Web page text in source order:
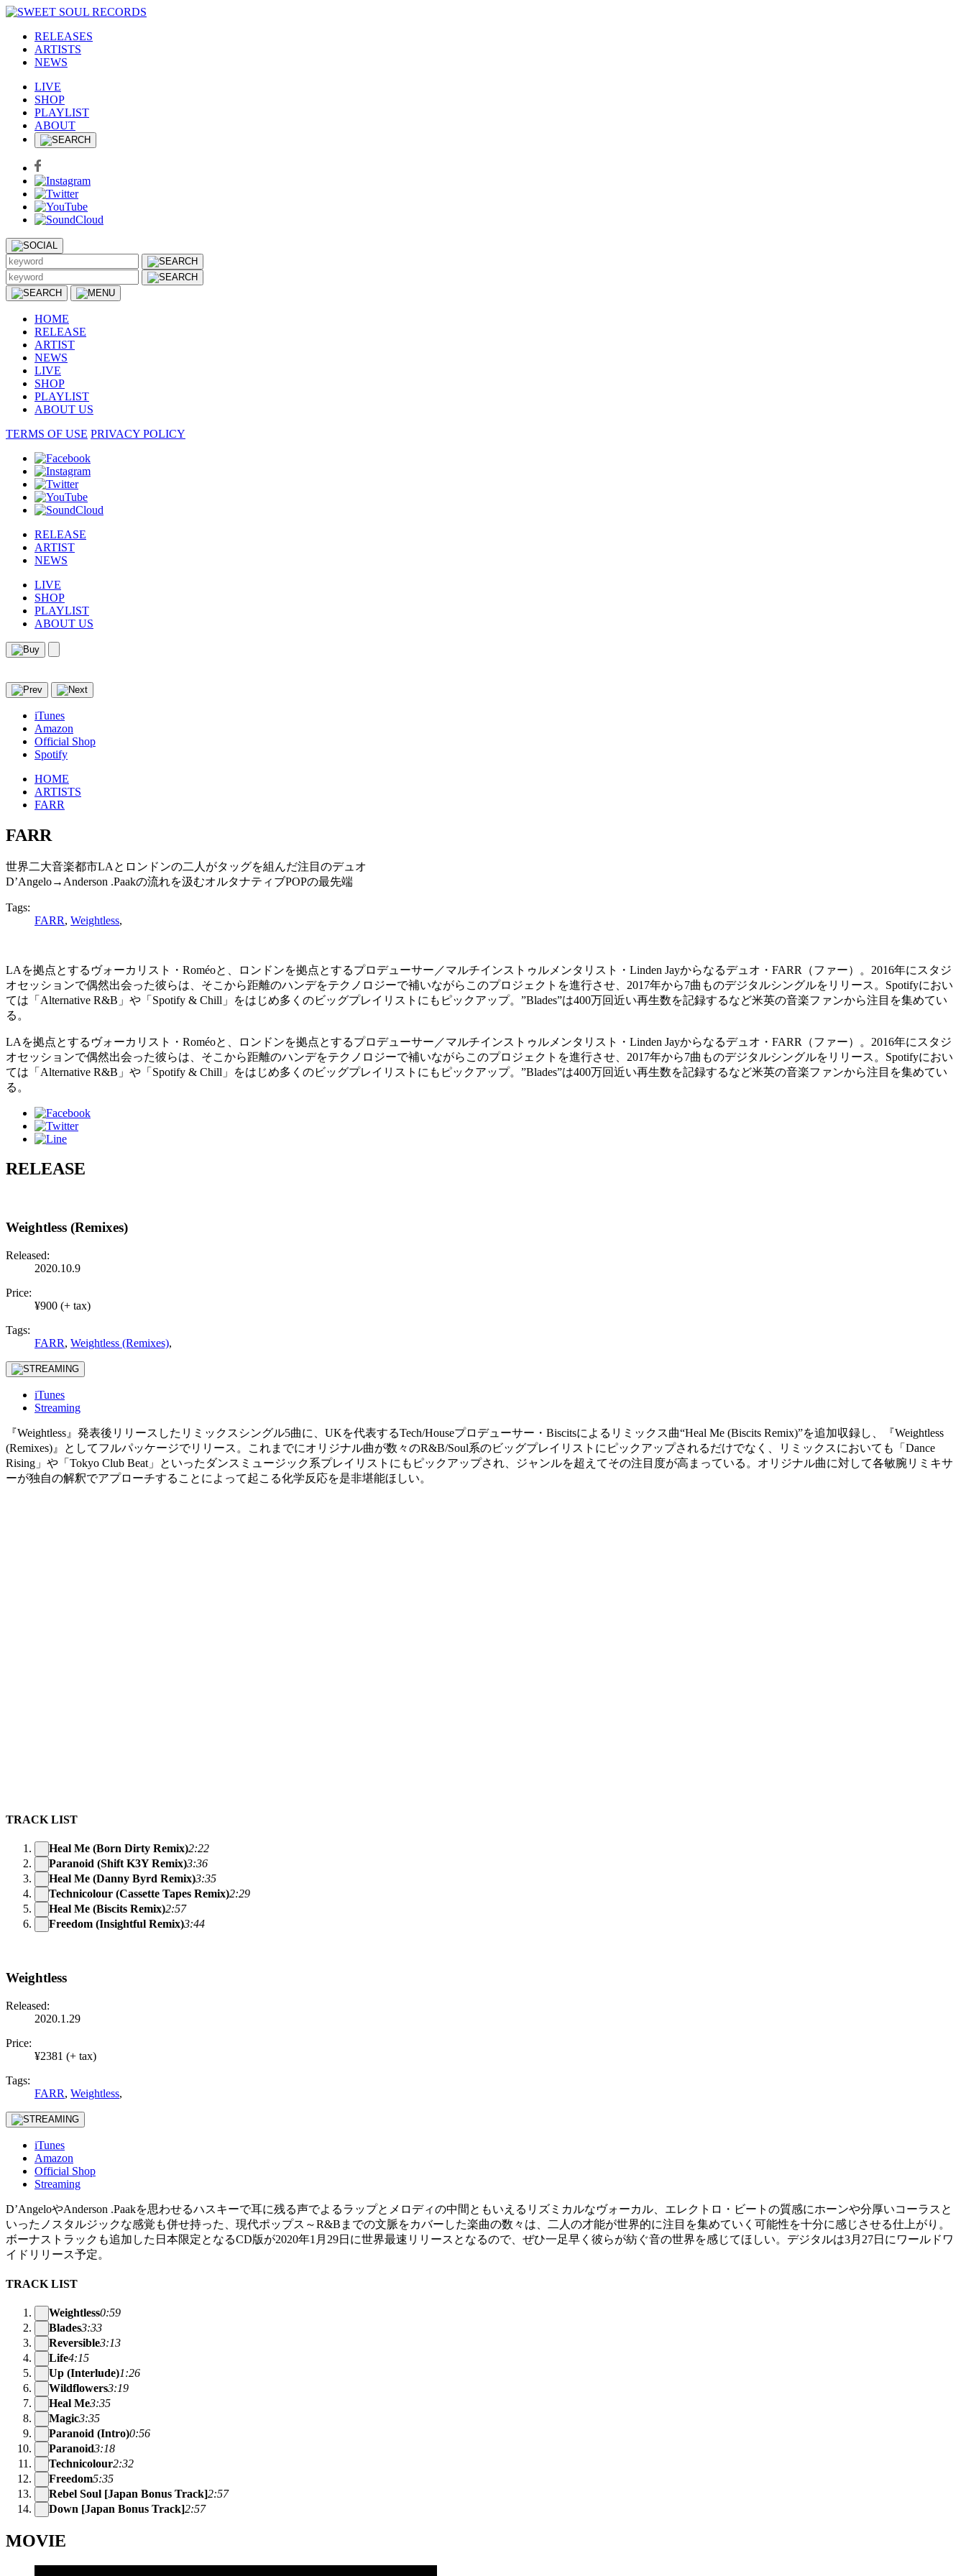
RELEASES
ARTISTS
NEWS
LIVE
SHOP
PLAYLIST
ABOUT
HOME
RELEASE
ARTIST
NEWS
LIVE
SHOP
PLAYLIST
ABOUT US
TERMS OF USE PRIVACY POLICY
RELEASE
ARTIST
NEWS
LIVE
SHOP
PLAYLIST
ABOUT US
iTunes
Amazon
Official Shop
Spotify
HOME
ARTISTS
FARR
FARR
世界二大音楽都市LAとロンドンの二人がタッグを組んだ注目のデュオ
D’Angelo→Anderson .Paakの流れを汲むオルタナティブPOPの最先端
Tags:
FARR, Weightless,
LAを拠点とするヴォーカリスト・Roméoと、ロンドンを拠点とするプロデューサー／マルチインストゥルメンタリスト・Linden Jayからなるデュオ・FARR（ファー）。2016年にスタジ
オセッションで偶然出会った彼らは、そこから距離のハンデをテクノロジーで補いながらこのプロジェクトを進行させ、2017年から7曲ものデジタルシングルをリリース。Spotifyにおい
ては「Alternative R&B」や「Spotify & Chill」をはじめ多くのビッグプレイリストにもピックアップ。”Blades”は400万回近い再生数を記録するなど米英の音楽ファンから注目を集めてい
る。
LAを拠点とするヴォーカリスト・Roméoと、ロンドンを拠点とするプロデューサー／マルチインストゥルメンタリスト・Linden Jayからなるデュオ・FARR（ファー）。2016年にスタジ
オセッションで偶然出会った彼らは、そこから距離のハンデをテクノロジーで補いながらこのプロジェクトを進行させ、2017年から7曲ものデジタルシングルをリリース。Spotifyにおい
ては「Alternative R&B」や「Spotify & Chill」をはじめ多くのビッグプレイリストにもピックアップ。”Blades”は400万回近い再生数を記録するなど米英の音楽ファンから注目を集めてい
る。
RELEASE
Weightless (Remixes)
Released:
2020.10.9
Price:
¥900 (+ tax)
Tags:
FARR, Weightless (Remixes),
iTunes
Streaming
『Weightless』発表後リリースしたリミックスシングル5曲に、UKを代表するTech/Houseプロデューサー・Biscitsによるリミックス曲“Heal Me (Biscits Remix)”を追加収録し、『Weightless
(Remixes)』としてフルパッケージでリリース。これまでにオリジナル曲が数々のR&B/Soul系のビッグプレイリストにピックアップされるだけでなく、リミックスにおいても「Dance
Rising」や「Tokyo Club Beat」といったダンスミュージック系プレイリストにもピックアップされ、ジャンルを超えてその注目度が高まっている。オリジナル曲に対して各敏腕リミキサ
ーが独自の解釈でアプローチすることによって起こる化学反応を是非堪能ほしい。
TRACK LIST
Heal Me (Born Dirty Remix)2:22
Paranoid (Shift K3Y Remix)3:36
Heal Me (Danny Byrd Remix)3:35
Technicolour (Cassette Tapes Remix)2:29
Heal Me (Biscits Remix)2:57
Freedom (Insightful Remix)3:44
Weightless
Released:
2020.1.29
Price:
¥2381 (+ tax)
Tags:
FARR, Weightless,
iTunes
Amazon
Official Shop
Streaming
D’AngeloやAnderson .Paakを思わせるハスキーで耳に残る声でよるラップとメロディの中間ともいえるリズミカルなヴォーカル、エレクトロ・ビートの質感にホーンや分厚いコーラスと
いったノスタルジックな感覚も併せ持った、現代ポップス～R&Bまでの文脈をカバーした楽曲の数々は、二人の才能が世界的に注目を集めていく可能性を十分に感じさせる仕上がり。
ボーナストラックも追加した日本限定となるCD版が2020年1月29日に世界最速リリースとなるので、ぜひ一足早く彼らが紡ぐ音の世界を感じてほしい。デジタルは3月27日にワールドワ
イドリリース予定。
TRACK LIST
Weightless0:59
Blades3:33
Reversible3:13
Life4:15
Up (Interlude)1:26
Wildflowers3:19
Heal Me3:35
Magic3:35
Paranoid (Intro)0:56
Paranoid3:18
Technicolour2:32
Freedom5:35
Rebel Soul [Japan Bonus Track]2:57
Down [Japan Bonus Track]2:57
MOVIE